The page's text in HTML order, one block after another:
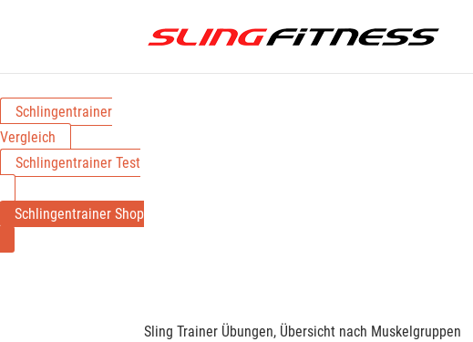
Schlingentrainer
Vergleich
Schlingentrainer Test
Schlingentrainer Shop
Sling Trainer Übungen, Übersicht nach Muskelgruppen